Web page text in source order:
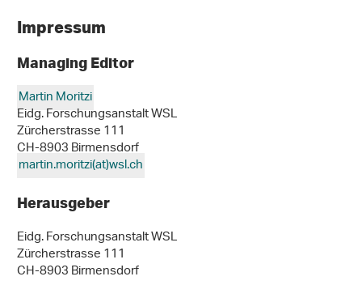
Impressum
Managing Editor
Martin Moritzi
Eidg. Forschungsanstalt WSL
Zürcherstrasse 111
CH-8903 Birmensdorf
martin.moritzi(at)wsl.ch
Herausgeber
Eidg. Forschungsanstalt WSL
Zürcherstrasse 111
CH-8903 Birmensdorf